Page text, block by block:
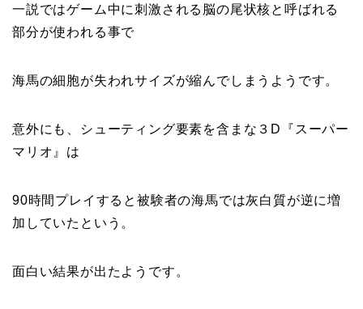
一説ではゲーム中に刺激される 脳の尾状核と呼ばれる
部分が使われる事で
海馬の細胞が失われサイズが縮んでしまうようです。
意外にも、シューティング要素を含まな３D『 スーパー
マリオ 』は
90時間プレイすると被験者の海馬では灰白質が逆に増
加していたという 。
面白い結果が出たようです。